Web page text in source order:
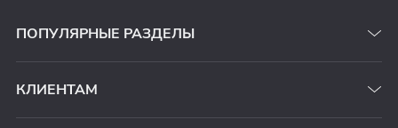
ПОПУЛЯРНЫЕ РАЗДЕЛЫ
КЛИЕНТАМ